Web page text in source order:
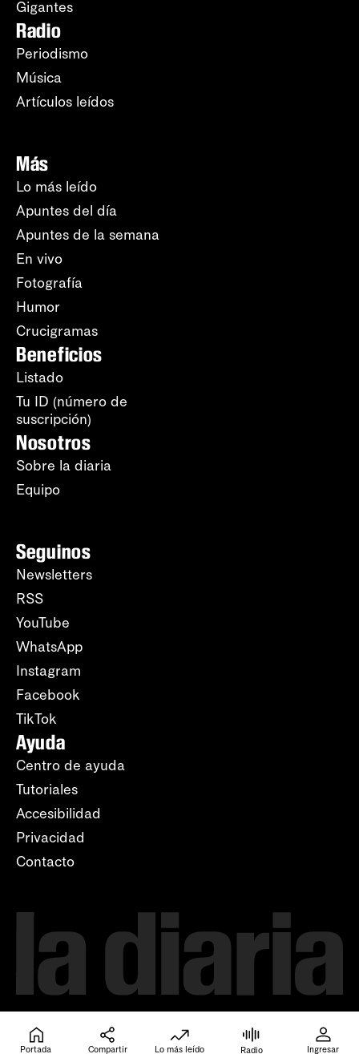
Gigantes
Radio
Periodismo
Música
Artículos leídos
Más
Lo más leído
Apuntes del día
Apuntes de la semana
En vivo
Fotografía
Humor
Crucigramas
Beneficios
Listado
Tu ID (número de
suscripción)
Nosotros
Sobre la diaria
Equipo
Seguinos
Newsletters
RSS
YouTube
WhatsApp
Instagram
Facebook
TikTok
Ayuda
Centro de ayuda
Tutoriales
Accesibilidad
Privacidad
Contacto
Portada Compartir Lo más leído Radio Ingresar